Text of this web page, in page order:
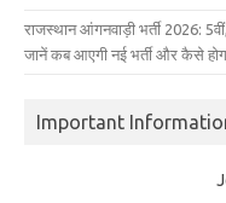
राजस्थान आंगनवाड़ी भर्ती 2026:
जानें कब आएगी नई भर्ती और कैसे
Important